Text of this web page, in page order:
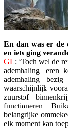
En dan was er de
en iets ging
GL: ‘Toch wel de
ademhaling leren
ademhaling
waarschijn­lijk
zuurstof
functioneren.
belangrijke
elk moment kan